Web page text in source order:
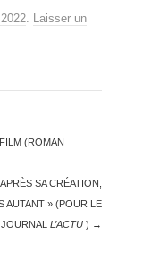
Laisser un
(ROMAN
SA CRÉATION,
AUTANT » (POUR LE
JOURNAL L’ACTU ) →